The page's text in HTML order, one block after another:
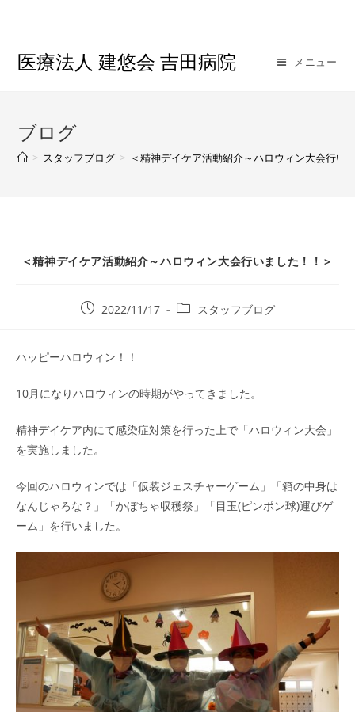
医療法人 建悠会 吉田病院 メニュー
ブログ
> スタッフブログ > ＜精神デイケア活動紹介～ハロウィン大会行い
＜精神デイケア活動紹介～ハロウィン大会行いました！！＞
2022/11/17 スタッフブログ
ハッピーハロウィン！！
10月になりハロウィンの時期がやってきました。
精神デイケア内にて感染症対策を行った上で「ハロウィン大会」
を実施しました。
今回のハロウィンでは「仮装ジェスチャーゲーム」「箱の中身は
なんじゃろな？」「かぼちゃ収穫祭」「目玉(ピンポン球)運びゲ
ーム」を行いました。